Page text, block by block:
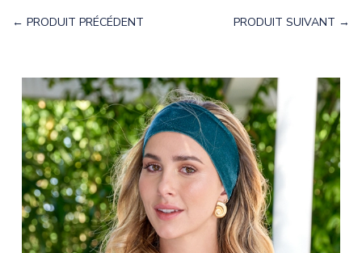
← PRODUIT PRÉCÉDENT PRODUIT SUIVANT →